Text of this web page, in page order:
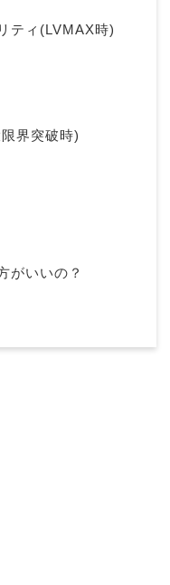
ティ(LVMAX時)
界突破時)
がいいの？